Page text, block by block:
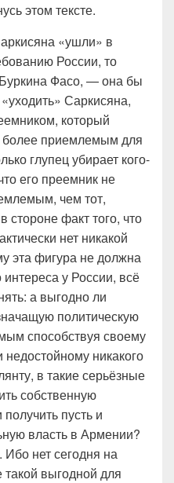
этом тексте.
«ушли» в
России, то
Фасо, — она бы
Саркисяна,
который
приемлемым для
глупец убирает кого-
его преемник не
чем тот,
стороне факт того, что
нет никакой
эта фигура не должна
у России, всё
а выгодно ли
политическую
способствуя своему
никакого
в такие серьёзные
собственную
пусть и
власть в Армении?
нет сегодня на
выгодной для